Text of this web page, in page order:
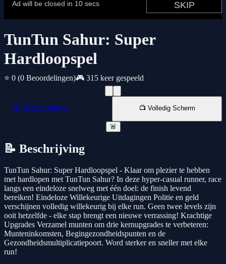
TunTun Sahur: Super
Hardloopspel
⭐ 0 (0 Beoordelingen)🎮 315 keer gespeeld
📱 Nieuw venster 📺 Volledig Scherm
🚨
📝 Beschrijving
TunTun Sahur: Super Hardloopspel - Klaar om plezier te hebben
met hardlopen met TunTun Sahur? In deze hyper-casual runner, race
langs een eindeloze snelweg met één doel: de finish levend
bereiken! Eindeloze Willekeurige Uitdagingen Politie en geld
verschijnen volledig willekeurig bij elke run. Geen twee levels zijn
ooit hetzelfde - elke stap brengt een nieuwe verrassing! Krachtige
Upgrades Verzamel munten om drie kernupgrades te verbeteren:
Munteninkomsten, Begingezondheidspunten en de
Gezondheidsmultiplicatiepoort. Word sterker en sneller met elke
run!